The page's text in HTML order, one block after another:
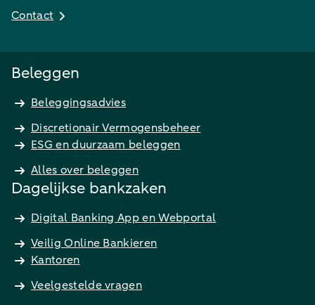
Contact
Beleggen
Beleggingsadvies
Discretionair Vermogensbeheer
ESG en duurzaam beleggen
Alles over beleggen
Dagelijkse bankzaken
Digital Banking App en Webportal
Veilig Online Bankieren
Kantoren
Veelgestelde vragen